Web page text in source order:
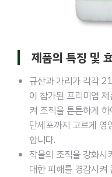
제품의 특징 및
규산과 가리가 각각
이 참가된 프리미엄
켜 조직을 튼튼하게
단세포까지 고르게 영
합니다.
작물의 조직을 강화시
대한 피해를 경감시켜